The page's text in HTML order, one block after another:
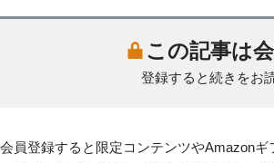
この記事は
登録すると続きをお
会員登録すると限定コンテンツやAmazonギ